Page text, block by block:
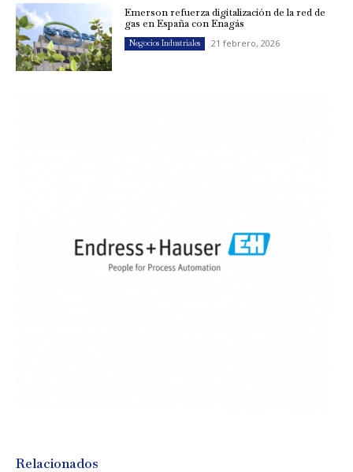
Emerson refuerza digitalización de la red de
gas en España con Enagás
Negocios Industriales 21 febrero, 2026
Relacionados